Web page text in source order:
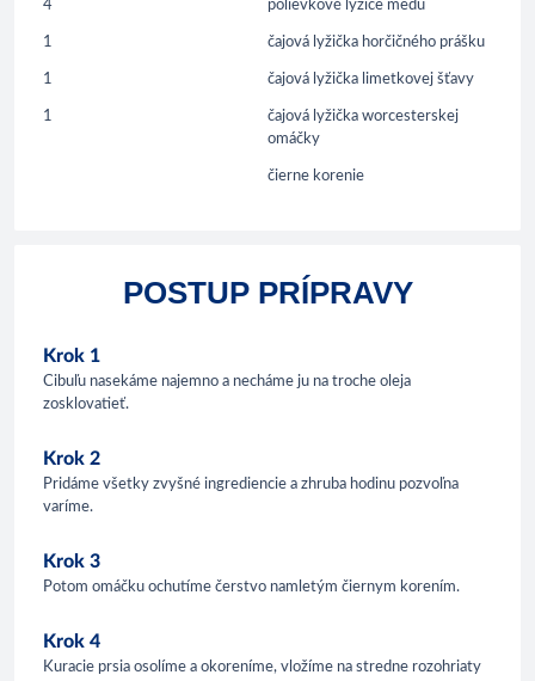
4 polievkové lyžice medu
1 čajová lyžička horčičného prášku
1 čajová lyžička limetkovej šťavy
1
čajová lyžička worcesterskej
omáčky
čierne korenie
POSTUP PRÍPRAVY
Krok 1
Cibuľu nasekáme najemno a necháme ju na troche oleja
zosklovatieť.
Krok 2
Pridáme všetky zvyšné ingrediencie a zhruba hodinu pozvoľna
varíme.
Krok 3
Potom omáčku ochutíme čerstvo namletým čiernym korením.
Krok 4
Kuracie prsia osolíme a okoreníme, vložíme na stredne rozohriaty